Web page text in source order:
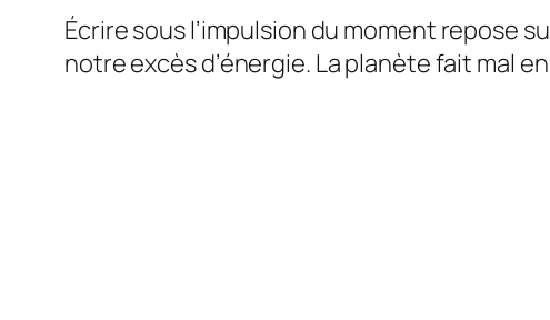
Écrire sous l’impulsion du moment repose
notre excès d’énergie. La planète fait mal